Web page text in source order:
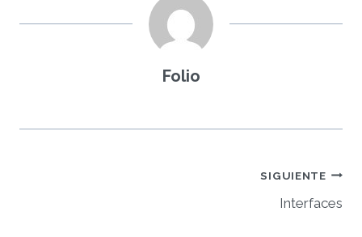
Folio
SIGUIENTE
Interfaces